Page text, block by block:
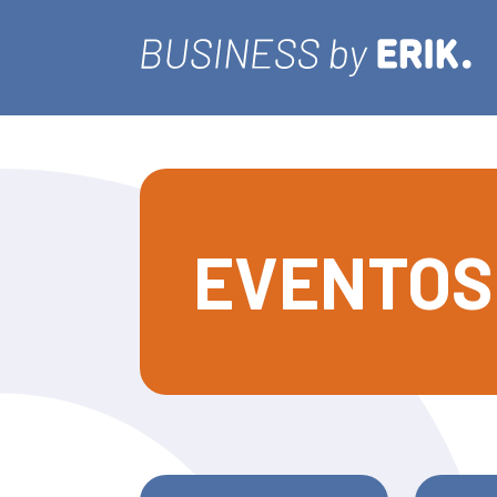
EVENTOS